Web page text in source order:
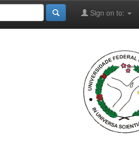
Sign on to: